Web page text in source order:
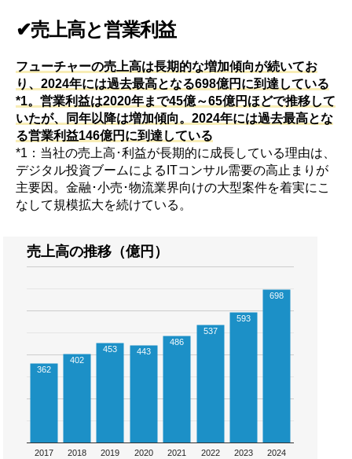
✔売上高と営業利益
フューチャーの売上高は長期的な増加傾向が続いてお
り、2024年には過去最高となる698億円に到達している
*1。営業利益は2020年まで45億～65億円ほどで推移して
いたが、同年以降は増加傾向。2024年には過去最高とな
る営業利益146億円に到達している
*1：当社の売上高･利益が長期的に成長している理由は、
デジタル投資ブームによるITコンサル需要の高止まりが
主要因。金融･小売･物流業界向けの大型案件を着実にこ
なして規模拡大を続けている。
売上高の推移（億円）
2017 2018 2019 2020 2021 2022 2023 2024
362
402
453 443
486
537
593
698